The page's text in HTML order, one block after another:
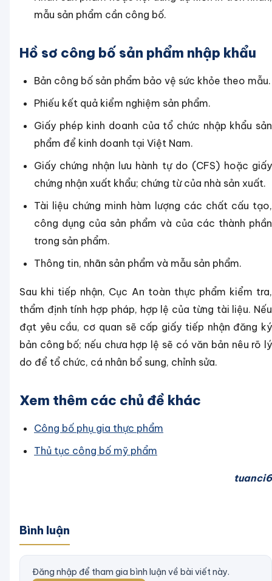
mẫu sản phẩm cần công bố.
Hồ sơ công bố sản phẩm nhập khẩu
Bản công bố sản phẩm bảo vệ sức khỏe theo mẫu.
Phiếu kết quả kiểm nghiệm sản phẩm.
Giấy phép kinh doanh của tổ chức nhập khẩu sản
phẩm để kinh doanh tại Việt Nam.
Giấy chứng nhận lưu hành tự do (CFS) hoặc giấy
chứng nhận xuất khẩu; chứng từ của nhà sản xuất.
Tài liệu chứng minh hàm lượng các chất cấu tạo,
công dụng của sản phẩm và của các thành phần
trong sản phẩm.
Thông tin, nhãn sản phẩm và mẫu sản phẩm.
Sau khi tiếp nhận, Cục An toàn thực phẩm kiểm tra,
thẩm định tính hợp pháp, hợp lệ của từng tài liệu. Nếu
đạt yêu cầu, cơ quan sẽ cấp giấy tiếp nhận đăng ký
bản công bố; nếu chưa hợp lệ sẽ có văn bản nêu rõ lý
do để tổ chức, cá nhân bổ sung, chỉnh sửa.
Xem thêm các chủ đề khác
Công bố phụ gia thực phẩm
Thủ tục công bố mỹ phẩm
tuanci6
Bình luận
Đăng nhập để tham gia bình luận về bài viết này.